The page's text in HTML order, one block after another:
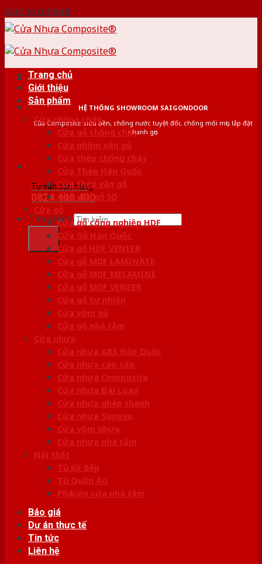
Skip to content
HỆ THỐNG SHOWROOM SAIGONDOOR
Cửa Composite siêu bền, chống nước tuyệt đối, chống mối mọt, lắp đặt
nhanh gọn
Tư vấn bán hàng
0824.400.400
Tìm kiếm:
Trang chủ
Giới thiệu
Sản phẩm
Cửa chống cháy
Cửa gỗ chống cháy
Cửa nhôm vân gỗ
Cửa thép chống cháy
Cửa Thép Hàn Quốc
Cửa thép vân gỗ
Cửa vân gỗ 5D
Cửa gỗ
Cửa gỗ công nghiệp HDF
Cửa Gỗ Hàn Quốc
Cửa gỗ HDF VENEER
Cửa gỗ MDF LAMINATE
Cửa gỗ MDF MELAMINE
Cửa gỗ MDF VENEER
Cửa gỗ tự nhiên
Cửa vòm gỗ
Cửa gỗ nhà tắm
Cửa nhựa
Cửa nhựa ABS Hàn Quốc
Cửa nhựa cao cấp
Cửa nhựa Composite
Cửa nhựa Đài Loan
Cửa nhựa ghép thanh
Cửa nhựa Sungyu
Cửa vòm nhựa
Cửa nhựa nhà tắm
Nội thất
Tủ Kệ Bếp
Tủ Quần Áo
Phụ kiện cửa nhà tắm
Báo giá
Dự án thực tế
Tin tức
Liên hệ